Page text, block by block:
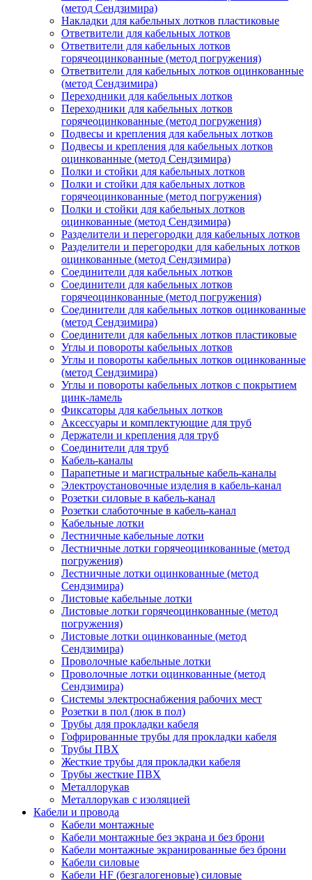
(метод Сендзимира)
Накладки для кабельных лотков пластиковые
Ответвители для кабельных лотков
Ответвители для кабельных лотков
горячеоцинкованные (метод погружения)
Ответвители для кабельных лотков оцинкованные
(метод Сендзимира)
Переходники для кабельных лотков
Переходники для кабельных лотков
горячеоцинкованные (метод погружения)
Подвесы и крепления для кабельных лотков
Подвесы и крепления для кабельных лотков
оцинкованные (метод Сендзимира)
Полки и стойки для кабельных лотков
Полки и стойки для кабельных лотков
горячеоцинкованные (метод погружения)
Полки и стойки для кабельных лотков
оцинкованные (метод Сендзимира)
Разделители и перегородки для кабельных лотков
Разделители и перегородки для кабельных лотков
оцинкованные (метод Сендзимира)
Соединители для кабельных лотков
Соединители для кабельных лотков
горячеоцинкованные (метод погружения)
Соединители для кабельных лотков оцинкованные
(метод Сендзимира)
Соединители для кабельных лотков пластиковые
Углы и повороты кабельных лотков
Углы и повороты кабельных лотков оцинкованные
(метод Сендзимира)
Углы и повороты кабельных лотков с покрытием
цинк-ламель
Фиксаторы для кабельных лотков
Аксессуары и комплектующие для труб
Держатели и крепления для труб
Соединители для труб
Кабель-каналы
Парапетные и магистральные кабель-каналы
Электроустановочные изделия в кабель-канал
Розетки силовые в кабель-канал
Розетки слаботочные в кабель-канал
Кабельные лотки
Лестничные кабельные лотки
Лестничные лотки горячеоцинкованные (метод
погружения)
Лестничные лотки оцинкованные (метод
Сендзимира)
Листовые кабельные лотки
Листовые лотки горячеоцинкованные (метод
погружения)
Листовые лотки оцинкованные (метод
Сендзимира)
Проволочные кабельные лотки
Проволочные лотки оцинкованные (метод
Сендзимира)
Системы электроснабжения рабочих мест
Розетки в пол (люк в пол)
Трубы для прокладки кабеля
Гофрированные трубы для прокладки кабеля
Трубы ПВХ
Жесткие трубы для прокладки кабеля
Трубы жесткие ПВХ
Металлорукав
Металлорукав с изоляцией
Кабели и провода
Кабели монтажные
Кабели монтажные без экрана и без брони
Кабели монтажные экранированные без брони
Кабели силовые
Кабели HF (безгалогеновые) силовые